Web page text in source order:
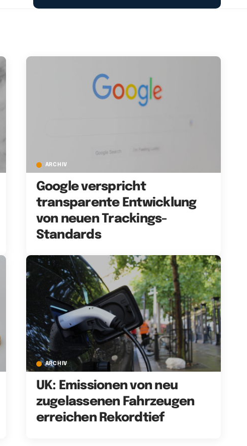
ARCHIV
Google verspricht
transparente Entwicklung
von neuen Trackings-
Standards
ARCHIV
UK: Emissionen von neu
zugelassenen Fahrzeugen
erreichen Rekordtief